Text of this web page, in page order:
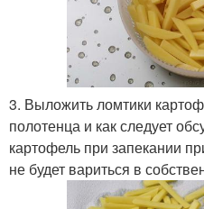
3. Выложить ломтики
полотенца и как следует
картофель при запекании
не будет вариться в